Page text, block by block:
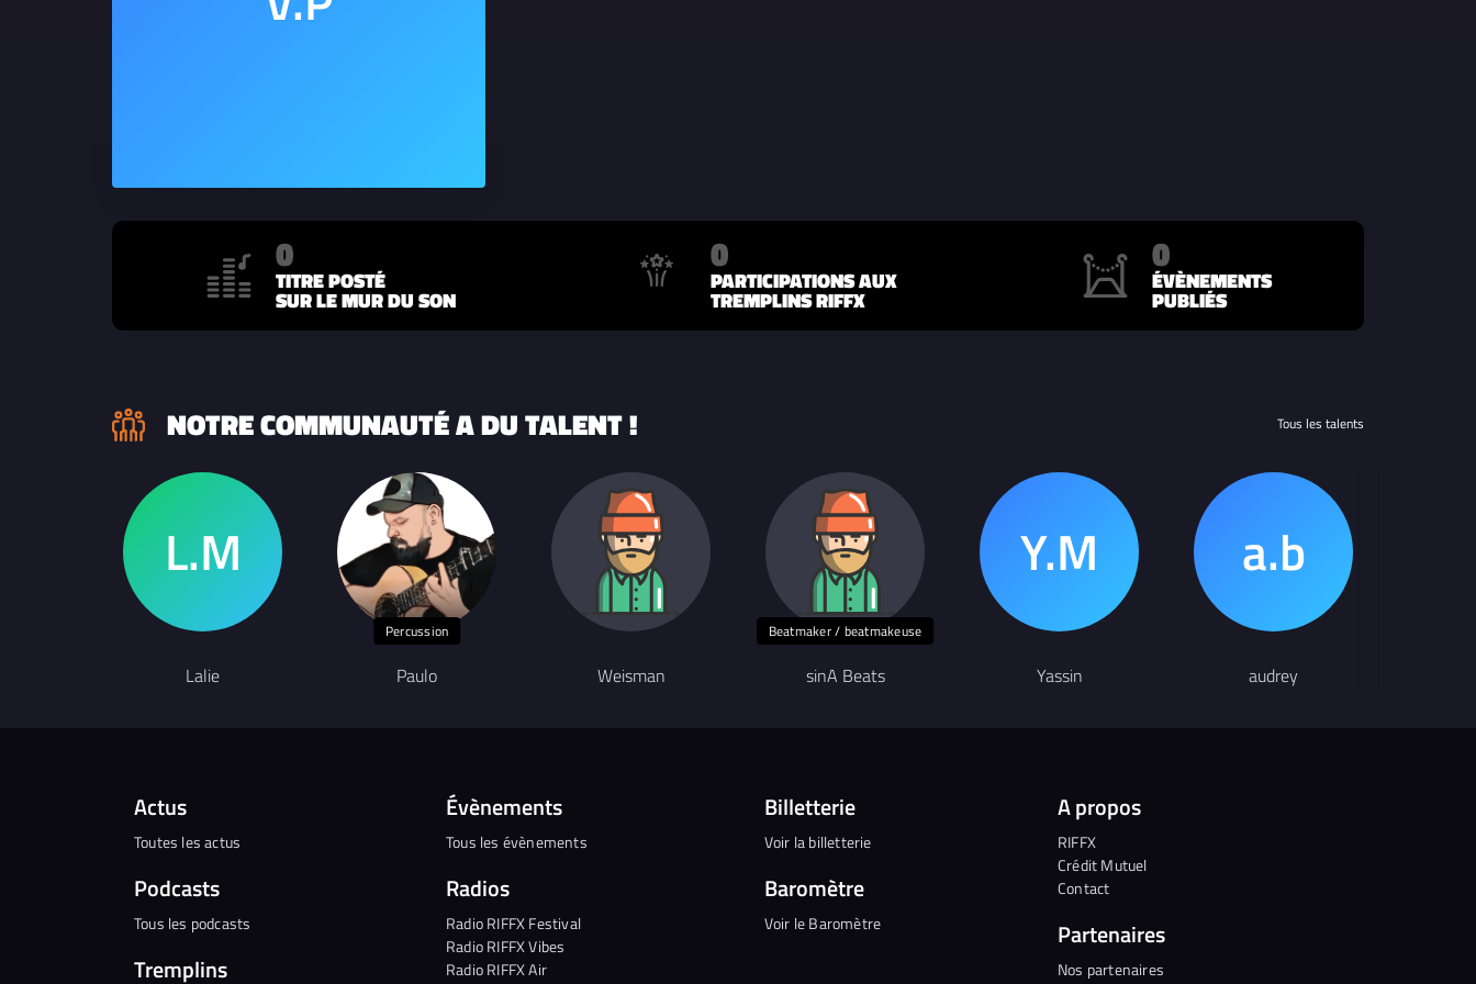
0
TITRE POSTÉ
SUR LE MUR DU SON
0
PARTICIPATIONS AUX
TREMPLINS RIFFX
0
ÉVÈNEMENTS
PUBLIÉS
NOTRE COMMUNAUTÉ A DU TALENT ! Tous les talents
Lalie
Percussion
Paulo Weisman
Beatmaker / beatmakeuse
sinA Beats Yassin audrey
Actus
Toutes les actus
Podcasts
Tous les podcasts
Tremplins
Évènements
Tous les évènements
Radios
Radio RIFFX Festival
Radio RIFFX Vibes
Radio RIFFX Air
Billetterie
Voir la billetterie
Baromètre
Voir le Baromètre
A propos
RIFFX
Crédit Mutuel
Contact
Partenaires
Nos partenaires